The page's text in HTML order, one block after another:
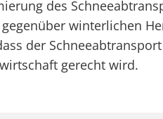
des
winterlichen
der
gerecht wird.